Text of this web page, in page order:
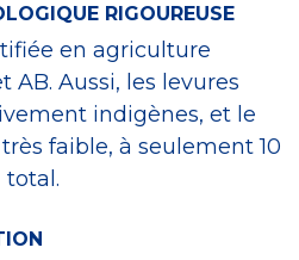
RIGOUREUSE
en agriculture
AB. Aussi, les levures
indigènes, et le
faible, à seulement 10